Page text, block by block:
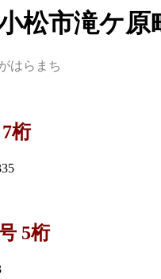
松市滝ケ原
はらまち
桁
5桁